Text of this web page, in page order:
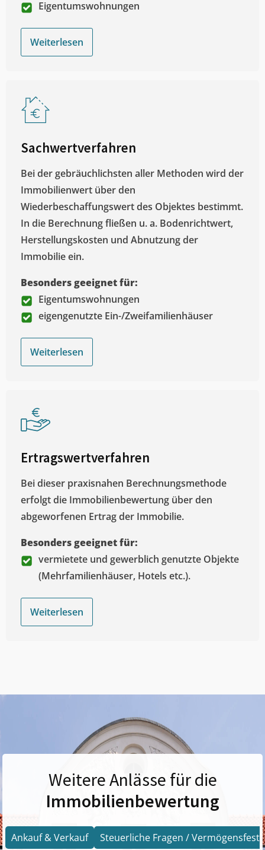
Eigentumswohnungen
Weiterlesen
Sachwertverfahren
Bei der gebräuchlichsten aller Methoden wird der
Immobilienwert über den
Wiederbeschaffungswert des Objektes bestimmt.
In die Berechnung fließen u. a. Bodenrichtwert,
Herstellungskosten und Abnutzung der
Immobilie ein.
Besonders geeignet für:
Eigentumswohnungen
eigengenutzte Ein-/Zweifamilienhäuser
Weiterlesen
Ertragswertverfahren
Bei dieser praxisnahen Berechnungsmethode
erfolgt die Immobilienbewertung über den
abgeworfenen Ertrag der Immobilie.
Besonders geeignet für:
vermietete und gewerblich genutzte Objekte
(Mehrfamilienhäuser, Hotels etc.).
Weiterlesen
Weitere Anlässe für die
Immobilienbewertung
Ankauf & Verkauf Steuerliche Fragen /